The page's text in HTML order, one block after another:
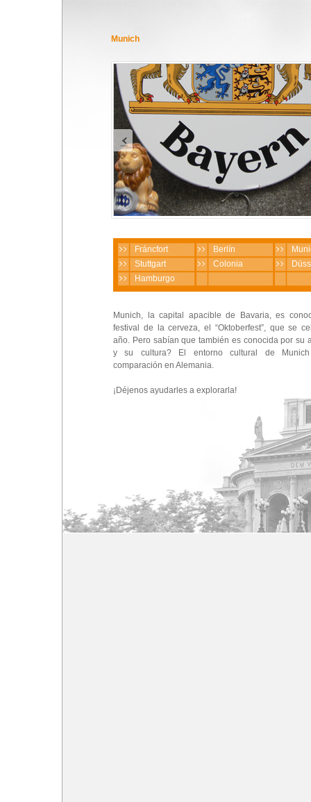
Munich
Fráncfort Berlín
Stuttgart
Colonia
Hamburgo
Munich, la capital apacible de Bavaria, es
festival de la cerveza, el “Oktoberfest”, que se
año. Pero sabían que también es conocida por su
y su cultura? El entorno cultural de
comparación en Alemania.
¡Déjenos ayudarles a explorarla!